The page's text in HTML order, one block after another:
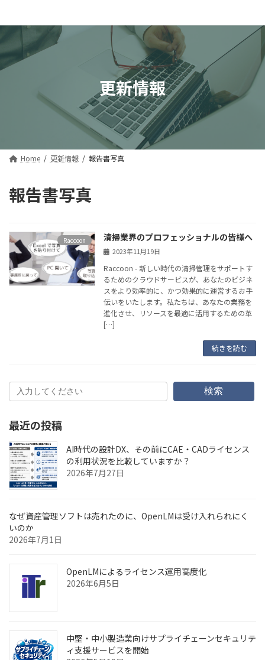
テ
ン
ツ
へ
ゲ
ー
シ
ョ
更新情報
Home 更新情報 報告書写真
報告書写真
Raccoon 清掃業界のプロフェッショナルの皆様へ
2023年11月19日
Raccoon - 新しい時代の清掃管理をサポートす
るためのクラウドサービスが、あなたのビジネ
スをより効率的に、かつ効果的に運営するお手
伝いをいたします。私たちは、あなたの業務を
進化させ、リソースを最適に活用するための革
[…]
続きを読む
検索
最近の投稿
AI時代の設計DX、その前にCAE・CADライセンス
の利用状況を比較していますか？
2026年7月27日
なぜ資産管理ソフトは売れたのに、OpenLMは受け入れられにく
いのか
2026年7月1日
OpenLMによるライセンス運用高度化
2026年6月5日
中堅・中小製造業向けサプライチェーンセキュリテ
ィ支援サービスを開始